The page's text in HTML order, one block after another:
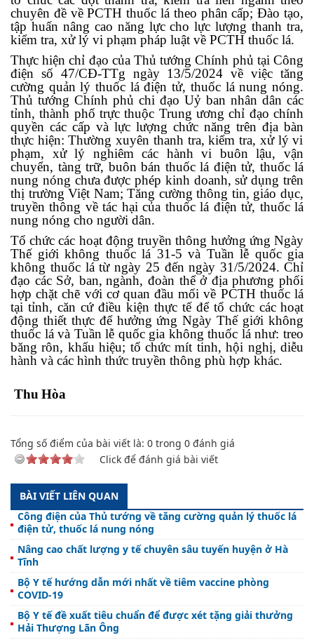
chuyên đề vềPCTH thuốc lá theo phân cấp; Đào tạo,
tập huấn nâng cao năng lực cho lực lượng thanh tra,
kiểm tra, xử lý vi phạm pháp luật về PCTH thuốc lá.
Thực hiện chỉ đạo của Thủ tướng Chính phủ tại Công
điện số 47/CĐ-TTg ngày 13/5/2024 về việc tăng
cường quản lý thuốc lá điện tử, thuốc lá nung nóng.
Thủ tướng Chính phủ chi đạo Uỷ ban nhân dân các
tỉnh, thành phố trực thuộc Trung ương chỉ đạo chính
quyền các cấp và lực lượng chức năng trên địa bàn
thực hiện: Thường xuyên thanh tra, kiểm tra, xử lý vi
phạm, xử lý nghiêm các hành vi buôn lậu, vận
chuyển, tàng trữ, buôn bán thuốc lá điện tử, thuốc lá
nung nóng chưa được phép kinh doanh, sử dụng trên
thị trường Việt Nam; Tăng cường thông tin, giáo dục,
truyền thông về tác hại của thuốc lá điện tử, thuốc lá
nung nóng cho người dân.
Tổ chức các hoạt động truyền thông hưởng ứng Ngày
Thế giới không thuốc lá 31-5 và Tuần lễ quốc gia
không thuốc lá từ ngày 25 đến ngày 31/5/2024. Chỉ
đạo các Sở, ban, ngành,đoàn thể ở địa phương phối
hợp chặt chẽ với cơ quan đầu mối về PCTH thuốc lá
tại tỉnh, căn cứ điều kiện thực tế để tổ chức các hoạt
động thiết thực để hưởng ứng Ngày Thế giới không
thuốc lá và Tuần lễ quốc gia không thuốc lánhư:treo
băngrôn, khẩu hiệu; tổ chức mít tinh, hội nghị, diễu
hành và các hình thức truyền thông phù hợp khác.
Thu Hòa
Tổng số điểm của bài viết là: 0 trong 0 đánh giá
Click để đánh giá bài viết
BÀI VIẾT LIÊN QUAN
Công điện của Thủ tướng về tăng cường quản lý thuốc lá
điện tử, thuốc lá nung nóng
Nâng cao chất lượng y tế chuyên sâu tuyến huyện ở Hà
Tĩnh
Bộ Y tế hướng dẫn mới nhất về tiêm vaccine phòng
COVID-19
Bộ Y tế đề xuất tiêu chuẩn để được xét tặng giải thưởng
Hải Thượng Lãn Ông